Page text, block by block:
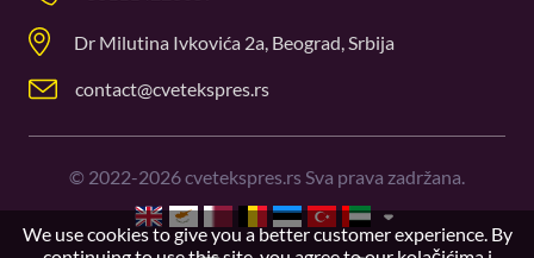
Dr Milutina Ivkovića 2a, Beograd, Srbija
contact@cvetekspres.rs
© 2022-2026cvetekspres.rs Sva prava zadržana.
We use cookies to give you a better customer experience. By